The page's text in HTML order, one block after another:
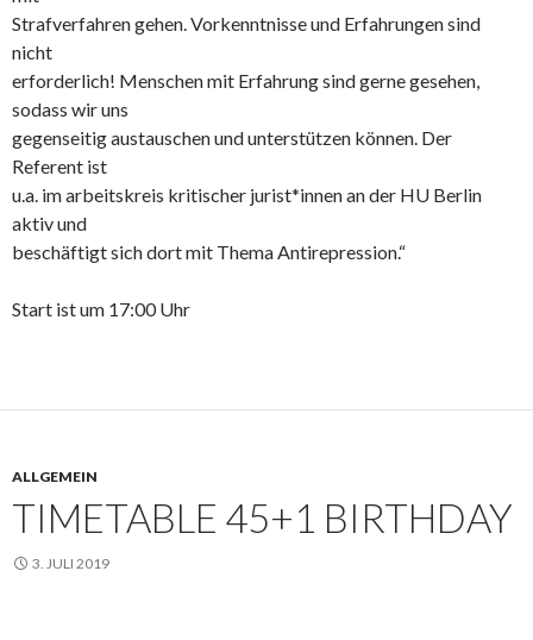
Strafverfahren gehen. Vorkenntnisse und Erfahrungen sind
nicht
erforderlich! Menschen mit Erfahrung sind gerne gesehen,
sodass wir uns
gegenseitig austauschen und unterstützen können. Der
Referent ist
u.a. im arbeitskreis kritischer jurist*innen an der HU Berlin
aktiv und
beschäftigt sich dort mit Thema Antirepression.“
Start ist um 17:00 Uhr
ALLGEMEIN
TIMETABLE 45+1 BIRTHDAY
3. JULI 2019